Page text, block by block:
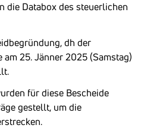
die Databox des steuerlichen
dh der
25. Jänner 2025 (Samstag)
für diese Bescheide
gestellt, um die